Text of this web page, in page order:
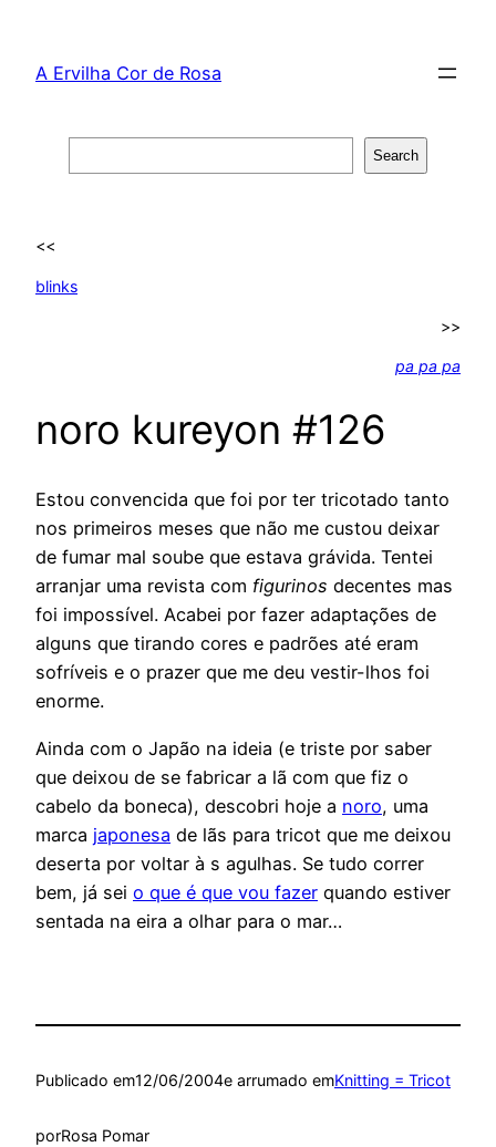
content
A Ervilha Cor de Rosa
Search
<<
blinks
>>
pa pa pa
noro kureyon #126
Estou convencida que foi por ter tricotado tanto
nos primeiros meses que não me custou deixar
de fumar mal soube que estava grávida. Tentei
arranjar uma revista com figurinos decentes mas
foi impossível. Acabei por fazer adaptações de
alguns que tirando cores e padrões até eram
sofríveis e o prazer que me deu vestir-lhos foi
enorme.
Ainda com o Japão na ideia (e triste por saber
que deixou de se fabricar a lã com que fiz o
cabelo da boneca), descobri hoje a noro, uma
marca japonesa de lãs para tricot que me deixou
deserta por voltar à s agulhas. Se tudo correr
bem, já sei o que é que vou fazer quando estiver
sentada na eira a olhar para o mar…
Publicado em12/06/2004e arrumado emKnitting = Tricot
porRosa Pomar